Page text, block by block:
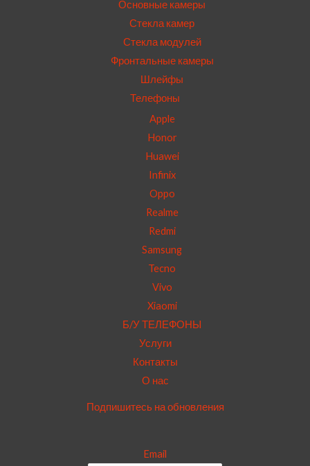
Основные камеры
Стекла камер
Стекла модулей
Фронтальные камеры
Шлейфы
Телефоны
Apple
Honor
Huawei
Infinix
Oppo
Realme
Redmi
Samsung
Tecno
Vivo
Xiaomi
Б/У ТЕЛЕФОНЫ
Услуги
Контакты
О нас
Подпишитесь на обновления
Email